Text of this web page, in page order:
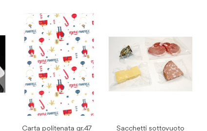
Carta politenata gr.47
Sacchetti sottovuoto